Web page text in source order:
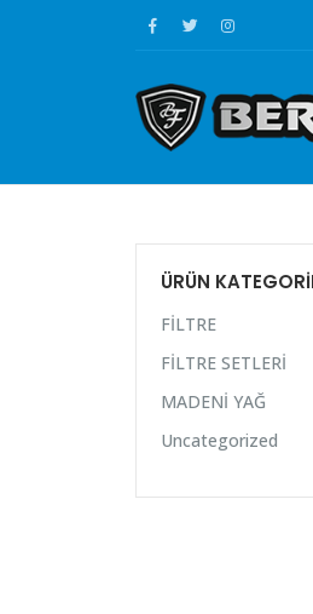
ÜRÜN
FİLTRE
FİLTRE SETLERİ
MADENİ YAĞ
Uncategorized